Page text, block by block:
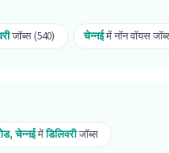
ड्राइविंग जैसी skills से जुड़ा
में स्थित है।
है?
जॉब्स (540) चेन्नईमें नॉन वॉयस
,चेन्नईमेंडिलिवरीजॉब्स